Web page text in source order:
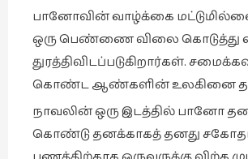
பானோவின் வாழ்க்கை
ஒரு பெண்ணை விலை கொடுத்து
துரத்திவிடப்படுகிறார்கள்.
கொண்ட ஆண்களின் உலகினை தலீப்
நாவலின் ஒரு இடத்தில் பானோ
கொண்டு தனக்காகத் தனது